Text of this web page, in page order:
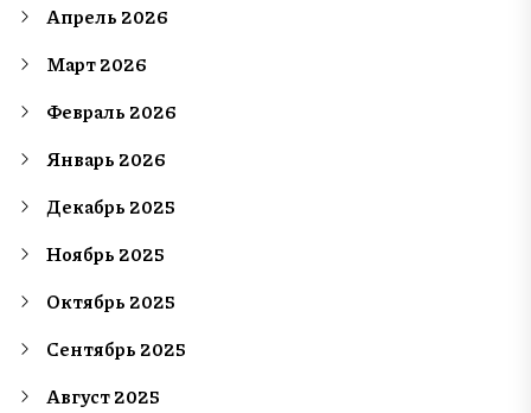
Апрель 2026
Март 2026
Февраль 2026
Январь 2026
Декабрь 2025
Ноябрь 2025
Октябрь 2025
Сентябрь 2025
Август 2025